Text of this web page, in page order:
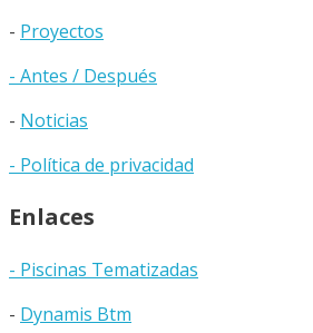
- Proyectos
- Antes / Después
- Noticias
- Política de privacidad
Enlaces
- Piscinas Tematizadas
- Dynamis Btm